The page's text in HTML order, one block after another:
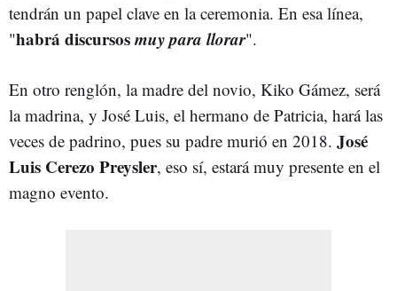
tendrán un papel clave en la ceremonia. En esa línea,
"habrá discursosmuy para llorar".
En otro renglón, la madre del novio, Kiko Gámez, será
la madrina, y José Luis, el hermano de Patricia, hará las
veces de padrino, pues su padre murió en 2018. José
Luis Cerezo Preysler, eso sí, estará muy presente en el
magno evento.